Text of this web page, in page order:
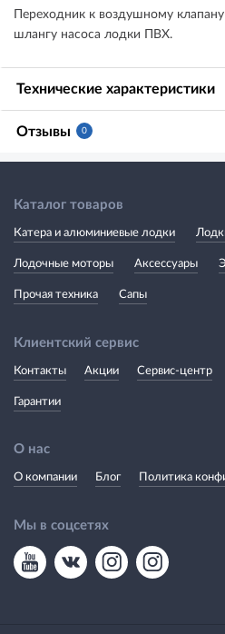
Переходник к воздушному
шлангу насоса лодки ПВХ.
Технические характеристики
Отзывы 0
Каталог товаров
Катера и алюминиевые лодки
Лодочные моторы Аксессуары
Прочая техника Сапы
Клиентский сервис
Контакты Акции Сервис-центр
Гарантии
О нас
О компании Блог Политика
Мы в соцсетях